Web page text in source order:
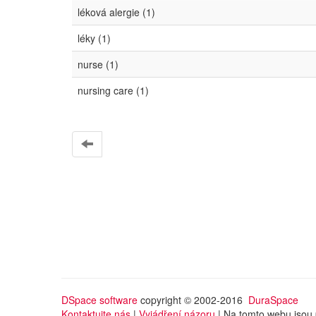
léková alergie (1)
léky (1)
nurse (1)
nursing care (1)
DSpace software copyright © 2002-2016 DuraSpace